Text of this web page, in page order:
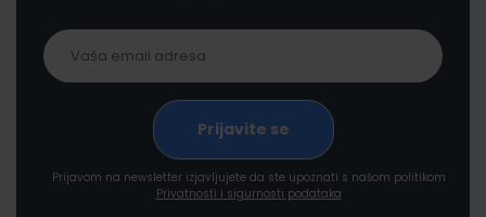
Prijavom na newsletter izjavljujete da ste upoznati s našom politikom
Privatnosti i sigurnosti podataka